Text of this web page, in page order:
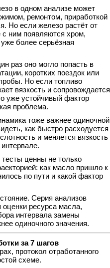
в одном анализе может
ремонтом, приработкой
Но если железо растёт от
с ним появляются хром,
более серьёзная
раз оно могло попасть в
коротких поездок или
Но если топливо
вязкость и сопровождается
уже устойчивый фактор
проблема.
тоже важнее одиночной
как быстро расходуется
и меняется вязкость
ценны не только
как масло пришло к
по пути и какой фактор
Серия анализов
ресурса масла,
интервала замены
одиночного значения.
за 7 шагов
протокол отработанного
схеме.